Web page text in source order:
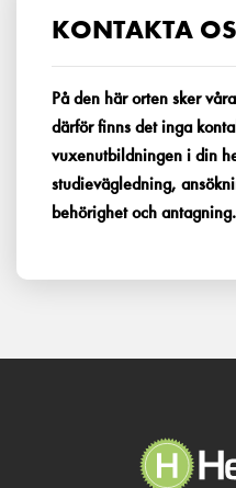
KONTAKTA
På den här orten sker
därför finns det inga
vuxenutbildningen i din
studievägledning,
behörighet och antagning.